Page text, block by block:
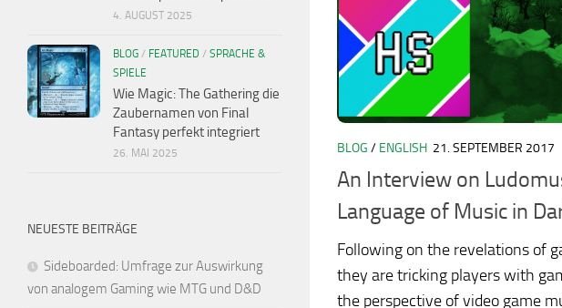
BLOG / ENGLISH 21. SEPTEMBER 2017
An Interview on
Language of Music in
Following on the revelations of
they are tricking players with
the perspective of video game
4. AUGUST 2025
BLOG / FEATURED / SPRACHE &
SPIELE
Wie Magic: The Gathering die
Zaubernamen von Final
Fantasy perfekt integriert
26. MAI 2025
NEUESTE BEITRÄGE
Sideboarded: Umfrage zur Auswirkung
von analogem Gaming wie MTG und D&D